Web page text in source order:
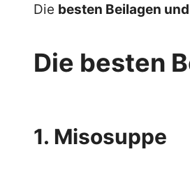
Die besten Beilagen
Die besten
1. Misosuppe